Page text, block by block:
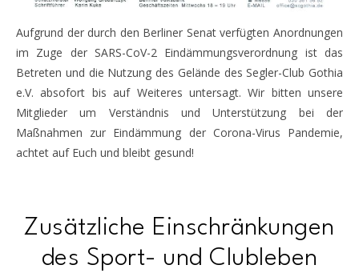
Aufgrund der durch den Berliner Senat verfügten Anordnungen
im Zuge der SARS-CoV-2 Eindämmungsverordnung ist das
Betreten und die Nutzung des Gelände des Segler-Club Gothia
e.V. absofort bis auf Weiteres untersagt. Wir bitten unsere
Mitglieder um Verständnis und Unterstützung bei der
Maßnahmen zur Eindämmung der Corona-Virus Pandemie,
achtet auf Euch und bleibt gesund!
Zusätzliche Einschränkungen
des Sport- und Clubleben